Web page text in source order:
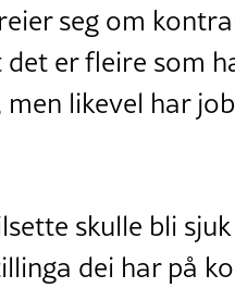
seg om
er fleire som
likevel har
skulle bli
dei har på